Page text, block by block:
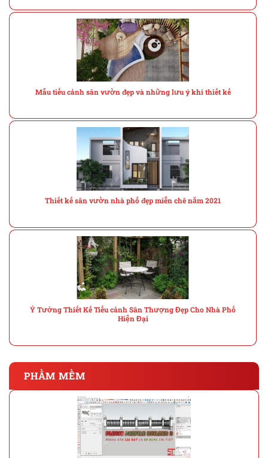
Mẫu tiểu cảnh sân vườn đẹp và những lưu ý khi thiết kế
Thiết kế sân vườn nhà phố đẹp miễn chê năm 2021
Ý Tưởng Thiết Kế Tiểu cảnh Sân Thượng Đẹp Cho Nhà Phố
Hiện Đại
PHẦM MỀM